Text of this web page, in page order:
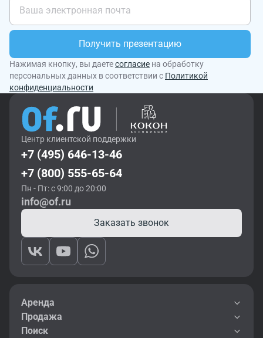
Получить презентацию
Нажимая кнопку, вы даетесогласие на обработку
персональных данных в соответствии с Политикой
конфиденциальности
Центр клиентской поддержки
+7 (495) 646-13-46
+7 (800) 555-65-64
Пн - Пт: с 9:00 до 20:00
info@of.ru
Заказать звонок
Аренда
Продажа
Поиск